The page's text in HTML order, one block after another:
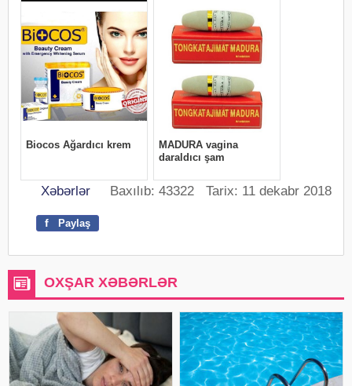
Xəbərlər Baxılıb: 43322 Tarix: 11 dekabr 2018
f Paylaş
OXŞAR XƏBƏRLƏR